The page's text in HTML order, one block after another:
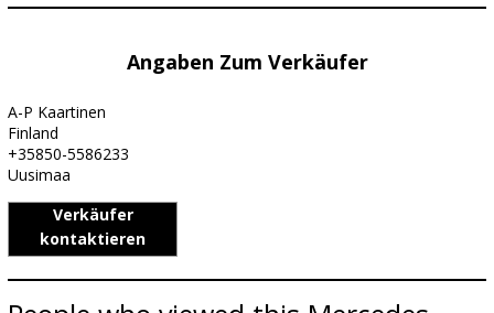
Angaben Zum Verkäufer
A-P Kaartinen
Finland
+35850-5586233
Uusimaa
Verkäufer
kontaktieren